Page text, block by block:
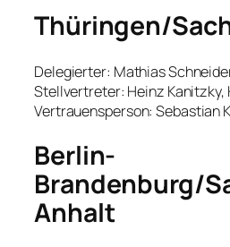
Thüringen/
Delegierter: Mathias
Stellvertreter: Heinz Kanitzky,
Vertrauensperson: Sebastian
Berlin-
Brandenburg/
Anhalt